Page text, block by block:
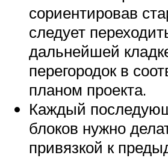
сориентировав
следует
дальнейшей
перегородок в
планом проекта.
Каждый
блоков нужно
привязкой к